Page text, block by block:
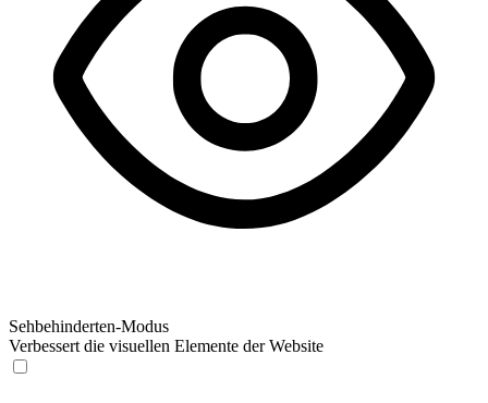
Sehbehinderten-Modus
Verbessert die visuellen Elemente der Website